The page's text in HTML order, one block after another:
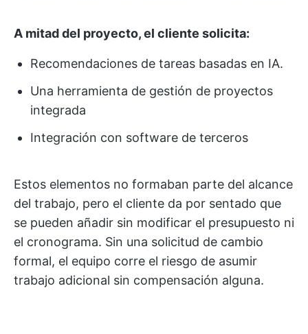
A mitad del proyecto, el cliente solicita:
Recomendaciones de tareas basadas en IA.
Una herramienta de gestión de proyectos
integrada
Integración con software de terceros
Estos elementos no formaban parte del alcance
del trabajo, pero el cliente da por sentado que
se pueden añadir sin modificar el presupuesto ni
el cronograma. Sin una solicitud de cambio
formal, el equipo corre el riesgo de asumir
trabajo adicional sin compensación alguna.